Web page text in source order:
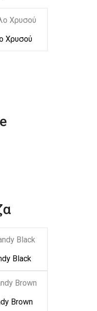
Χρυσού
Black
Brown